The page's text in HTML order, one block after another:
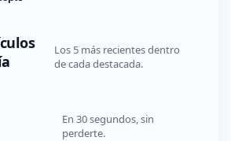
Los 5 más recientes dentro
de cada destacada.
En 30 segundos, sin
perderte.